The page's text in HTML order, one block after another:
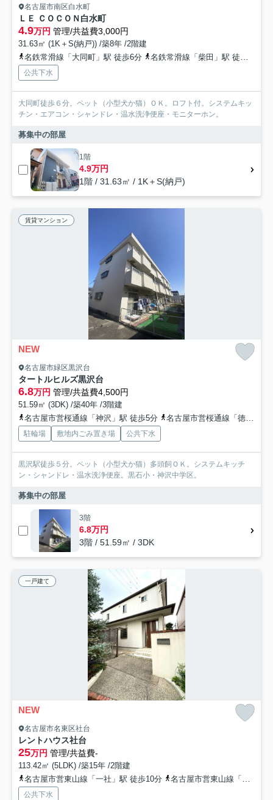
名古屋市南区白水町
ＬＥ ＣＯＣＯＮ白水町
4.9万円 管理/共益費3,000円
31.63㎡ (1K＋S(納戸)) /築8年 /2階建
名鉄常滑線「大同町」駅 徒歩6分
名鉄常滑線「柴田」駅 徒歩7分
公共下水
大同町徒歩６分。ペット（小型犬か猫）ＯＫ。ロフト付。システムキッ
チン・エアコン・シャンドレ・温水洗浄便座・モニターホン。
募集中の部屋
1階
4.9万円
1階 / 31.63㎡ / 1K＋S(納戸)
賃貸マンション
NEW
名古屋市緑区黒沢台
タートルヒルズ黒沢台
6.8万円 管理/共益費4,500円
51.59㎡ (3DK) /築40年 /3階建
名古屋市営桜通線「神沢」駅 徒歩5分
名古屋市営桜通線「徳重」駅 徒歩10分
駐輪場 敷地内ごみ置き場 公共下水
黒沢駅徒歩５分。ペット（小型犬か猫）多頭飼ＯＫ。システムキッチ
ン・シャンドレ・温水洗浄便座。黒石小・神沢中学区。
募集中の部屋
3階
6.8万円
3階 / 51.59㎡ / 3DK
一戸建て
NEW
名古屋市名東区社台
レントハウス社台
25万円 管理/共益費-
113.42㎡ (5LDK) /築15年 /2階建
名古屋市営東山線「一社」駅 徒歩10分
名古屋市営東山線「上社」駅 徒歩18分
公共下水